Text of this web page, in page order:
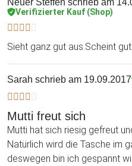
Verifizierter Kauf (Shop)
Sieht ganz gut aus.Scheint
Sarah schrieb am 19.09.2017
Mutti freut sich
Mutti hat sich riesig gefreut
Natürlich wird die Tasche im
deswegen bin ich gespannt